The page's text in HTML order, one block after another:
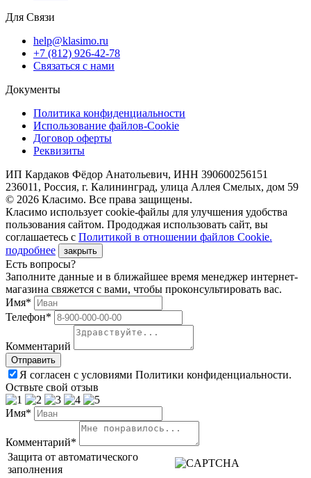
Для Связи
help@klasimo.ru
+7 (812) 926-42-78
Связаться с нами
Документы
Политика конфиденциальности
Использование файлов-Cookie
Договор оферты
Реквизиты
ИП Кардаков Фёдор Анатольевич, ИНН 390600256151
236011, Россия, г. Калининград, улица Аллея Смелых, дом 59
© 2026 Класимо. Все права защищены.
Класимо использует cookie-файлы для улучшения удобства
пользования сайтом. Прододжая использовать сайт, вы
соглашаетесь с Политикой в отношении файлов Сookie.
подробнее
закрыть
Есть вопросы?
Заполните данные и в ближайшее время менеджер интернет-
магазина свяжется с вами, чтобы проконсультировать вас.
Имя*
Телефон*
Комментарий
Я согласен с условиями Политики конфиденциальности.
Оствьте свой отзыв
Имя*
Комментарий*
Защита от автоматического
заполнения